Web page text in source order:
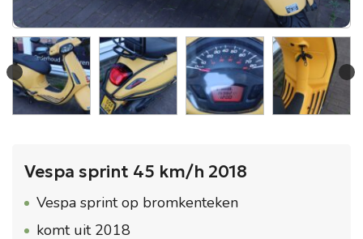
Vespa sprint 45 km/h 2018
Vespa sprint op bromkenteken
komt uit 2018